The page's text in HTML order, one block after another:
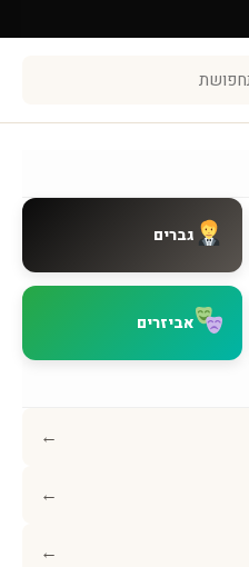
גברים
אביזרים
←
←
←